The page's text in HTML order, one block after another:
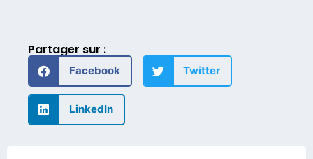
Partager sur :
Facebook Twitter
LinkedIn